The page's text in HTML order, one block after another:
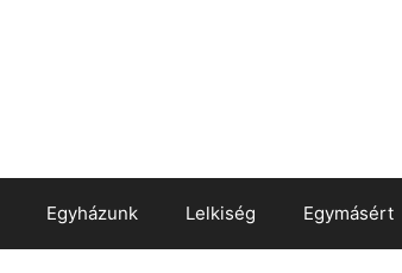
Egyházunk Lelkiség Egymásért